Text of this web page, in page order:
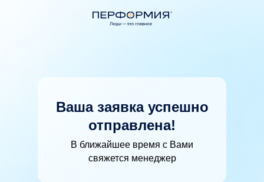
Ваша заявка успешно
отправлена!
В ближайшее время с Вами
свяжется менеджер